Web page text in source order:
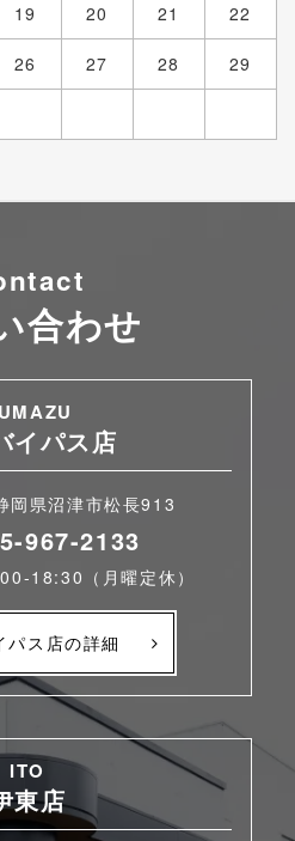
19 20 21 22
26 27 28 29
合わせ
イパス店
県沼津市松長913
967-2133
18:30（月曜定休）
パス店の詳細
ITO
東店